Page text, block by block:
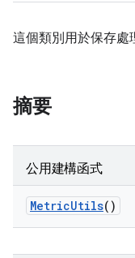
這個類別用於保存處
摘要
公用建構函式
MetricUtils()